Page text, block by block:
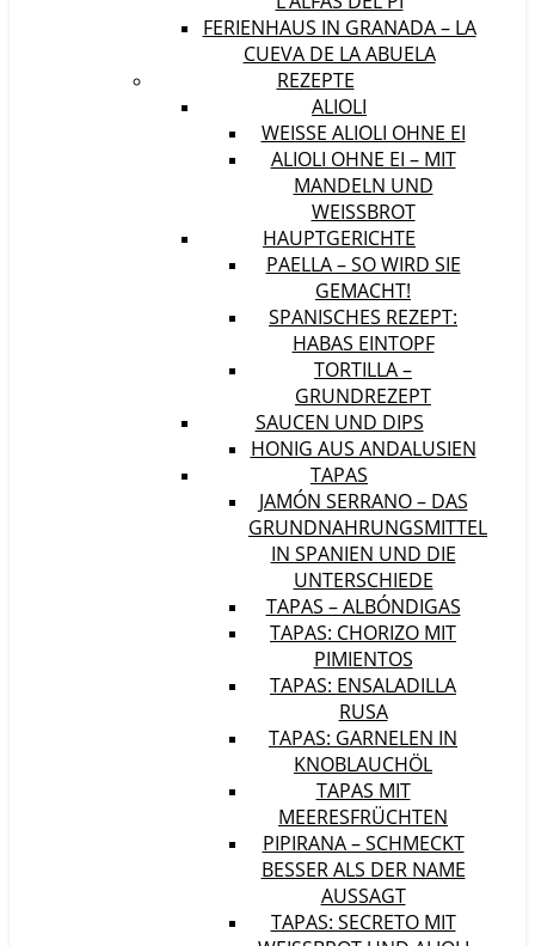
FERIENHAUS IN GRANADA – LA
CUEVA DE LA ABUELA
REZEPTE
ALIOLI
WEISSE ALIOLI OHNE EI
ALIOLI OHNE EI – MIT
MANDELN UND
WEISSBROT
HAUPTGERICHTE
PAELLA – SO WIRD SIE
GEMACHT!
SPANISCHES REZEPT:
HABAS EINTOPF
TORTILLA –
GRUNDREZEPT
SAUCEN UND DIPS
HONIG AUS ANDALUSIEN
TAPAS
JAMÓN SERRANO – DAS
GRUNDNAHRUNGSMITTEL
IN SPANIEN UND DIE
UNTERSCHIEDE
TAPAS – ALBÓNDIGAS
TAPAS: CHORIZO MIT
PIMIENTOS
TAPAS: ENSALADILLA
RUSA
TAPAS: GARNELEN IN
KNOBLAUCHÖL
TAPAS MIT
MEERESFRÜCHTEN
PIPIRANA – SCHMECKT
BESSER ALS DER NAME
AUSSAGT
TAPAS: SECRETO MIT